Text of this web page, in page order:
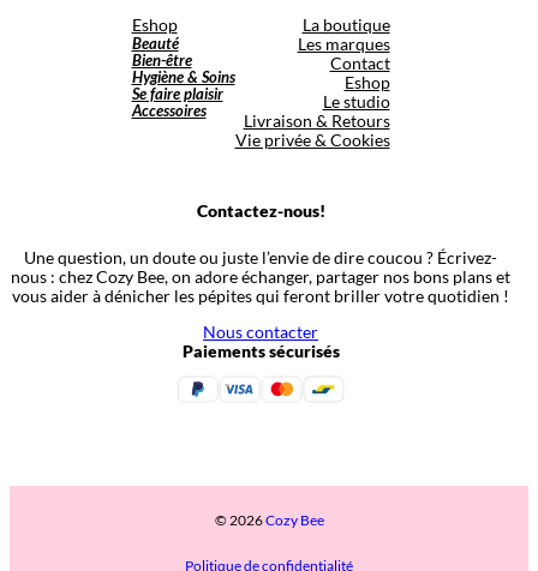
Eshop
Beauté
Bien-être
Hygiène & Soins
Se faire plaisir
Accessoires
La boutique
Les marques
Contact
Eshop
Le studio
Livraison & Retours
Vie privée & Cookies
Contactez-nous!
Une question, un doute ou juste l’envie de dire coucou ? Écrivez-
nous : chez Cozy Bee, on adore échanger, partager nos bons plans et
vous aider à dénicher les pépites qui feront briller votre quotidien !
Nous contacter
Paiements sécurisés
© 2026Cozy Bee
Politique de confidentialité